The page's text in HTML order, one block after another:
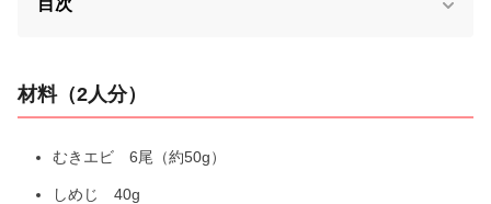
目次
材料（2人分）
むきエビ 6尾（約50g）
しめじ 40g